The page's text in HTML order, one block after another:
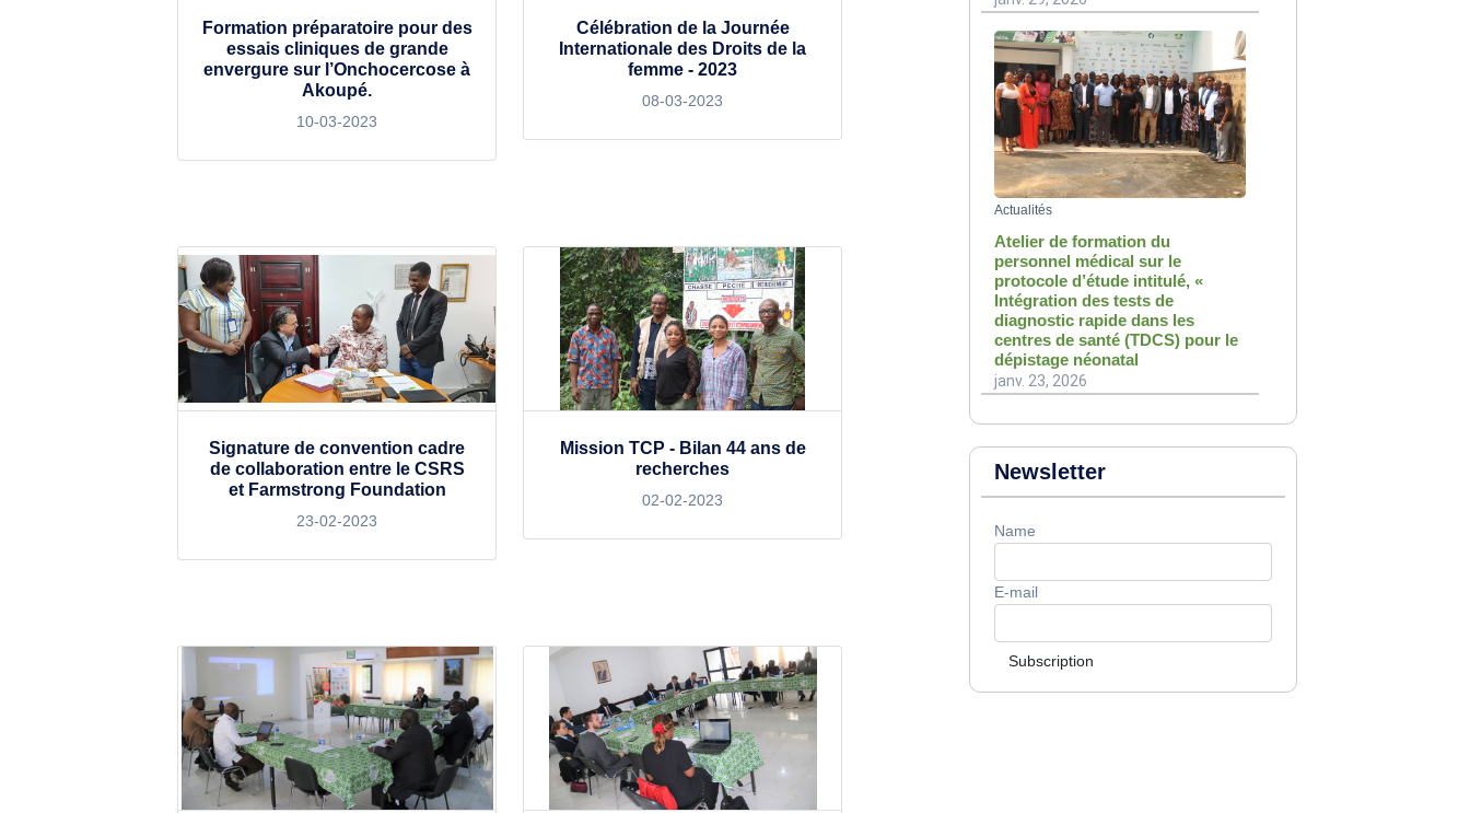
Formation préparatoire pour des
essais cliniques de grande
envergure sur l’Onchocercose à
Akoupé.
10-03-2023
Célébration de la Journée
Internationale des Droits de la
femme - 2023
08-03-2023
Signature de convention cadre
de collaboration entre le CSRS
et Farmstrong Foundation
23-02-2023
Mission TCP - Bilan 44 ans de
recherches
02-02-2023
Actualités
Atelier de formation du
personnel médical sur le
protocole d’étude intitulé, «
Intégration des tests de
diagnostic rapide dans les
centres de santé (TDCS) pour le
dépistage néonatal
janv. 23, 2026
Newsletter
Name
E-mail
Subscription